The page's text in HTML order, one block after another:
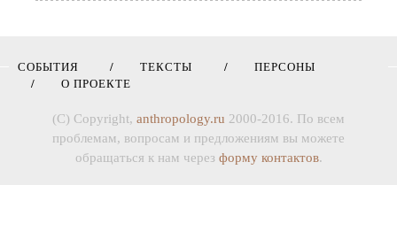
СОБЫТИЯ ТЕКСТЫ
ПЕРСОНЫ
О ПРОЕКТЕ
(C) Copyright, anthropology.ru 2000-2016. По всем
проблемам, вопросам и предложениям вы можете
обращаться к нам через форму контактов.